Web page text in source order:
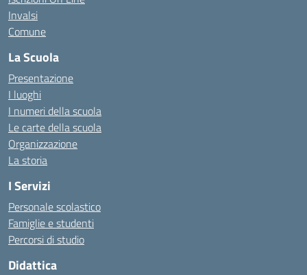
Invalsi
Comune
La Scuola
Presentazione
I luoghi
I numeri della scuola
Le carte della scuola
Organizzazione
La storia
I Servizi
Personale scolastico
Famiglie e studenti
Percorsi di studio
Didattica